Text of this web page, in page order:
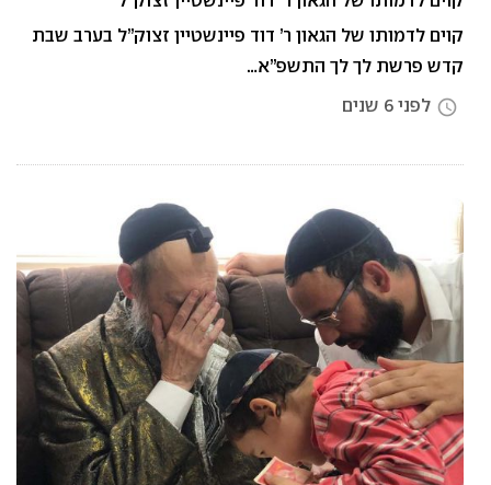
קוים לדמותו של הגאון ר’ דוד פיינשטיין זצוק”ל בערב שבת
קדש פרשת לך לך התשפ”א…
access_time לפני 6 שנים